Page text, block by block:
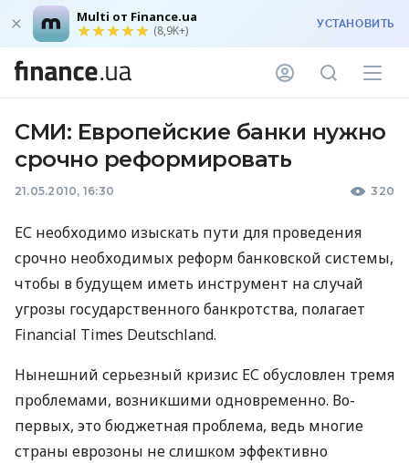
Multi от Finance.ua
(8,9K+) УСТАНОВИТЬ
СМИ: Европейские банки нужно
срочно реформировать
21.05.2010, 16:30 320
ЕС необходимо изыскать пути для проведения
срочно необходимых реформ банковской системы,
чтобы в будущем иметь инструмент на случай
угрозы государственного банкротства, полагает
Financial Times Deutschland.
Нынешний серьезный кризис ЕС обусловлен тремя
проблемами, возникшими одновременно. Во-
первых, это бюджетная проблема, ведь многие
страны еврозоны не слишком эффективно